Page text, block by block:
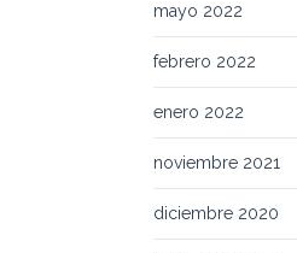
mayo 2022
febrero 2022
enero 2022
noviembre 2021
diciembre 2020